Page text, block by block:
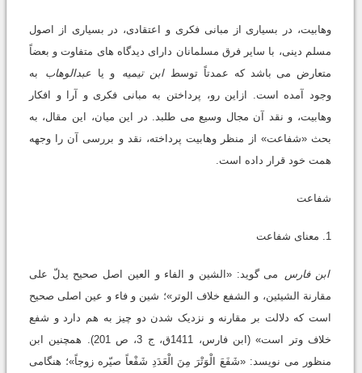
وهابیت، در بسیاری از مبانی فکری و اعتقادی، در بسیاری از اصول
مسلم دینی، با سایر فرق مسلمانان دارای دیدگاه های متفاوت و بعضاً
متعارض می باشد که عمدتاً توسط
ابن تیمیه و یا عبدالوهاب
به
وجود آمده است. ازاین رو، پرداختن به مبانی فکری و آرا و افکار
وهابیت، و نقد آن مجال وسیع می طلبد. در این میان، این مقال، به
بحث «شفاعت» از منظر وهابیت پرداخته، نقد و بررسی آن را وجهه
همت خود قرار داده است.
شفاعت
1. معنای شفاعت
ابن فارس
می گوید: «الشین و الفاء و العین اصل صحیح یدلّ علی
مقارنة الشیئین، و الشفع خلاف الوتر»؛ شین و فاء و عین اصلی صحیح
است که دلالت بر مقارنه و نزدیک شدن دو چیز به هم دارد و شفع
خلاف وتر است» (ابن فارس، 1411ق، ج 3، ص 201). همچنین ابن
منظور می نویسد: «شَفَعَ الْوَتْرَ مِنَ الْعَدَدِ شَفْعاً صیّره زوجاً»؛ هنگامی